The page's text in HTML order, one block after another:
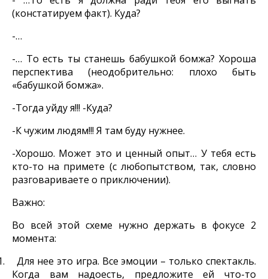
(констатируем факт). Куда?
-…
-… То есть ты станешь бабушкой бомжа? Хороша
перспектива (неодобрительно: плохо быть
«бабушкой бомжа».
-Тогда уйду я!!! -Куда?
-К чужим людям!!! Я там буду нужнее.
-Хорошо. Может это и ценный опыт… У тебя есть
кто-то на примете (с любопытством, так, словно
разговариваете о приключении).
Важно:
Во всей этой схеме нужно держать в фокусе 2
момента:
Для нее это игра. Все эмоции – только спектакль.
Когда вам надоесть, предложите ей что-то